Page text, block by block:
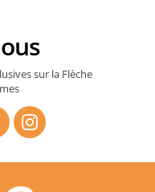
sur la Flèche